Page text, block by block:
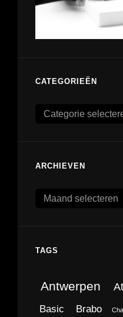
CATEGORIEËN
Categorieën
ARCHIEVEN
Archieven
TAGS
Antwerpen
Basic Brabo